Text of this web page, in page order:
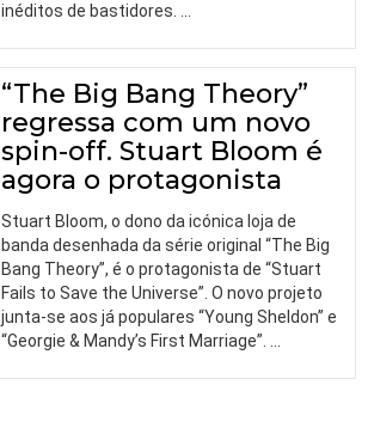
inéditos de bastidores. …
“The Big Bang Theory”
regressa com um novo
spin-off. Stuart Bloom é
agora o protagonista
Stuart Bloom, o dono da icónica loja de
banda desenhada da série original “The Big
Bang Theory”, é o protagonista de “Stuart
Fails to Save the Universe”. O novo projeto
junta-se aos já populares “Young Sheldon” e
“Georgie & Mandy’s First Marriage”. …